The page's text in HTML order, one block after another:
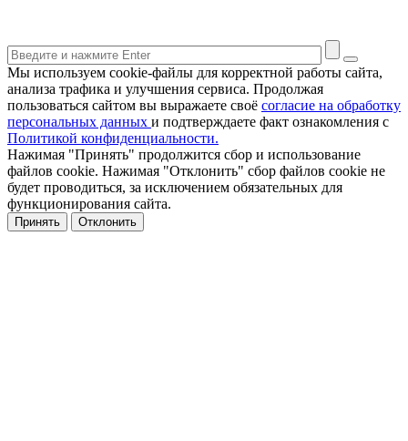
Мы используем cookie-файлы для корректной работы сайта,
анализа трафика и улучшения сервиса. Продолжая
пользоваться сайтом вы выражаете своё согласие на обработку
персональных данных и подтверждаете факт ознакомления с
Политикой конфиденциальности.
Нажимая "Принять" продолжится сбор и использование
файлов cookie. Нажимая "Отклонить" сбор файлов cookie не
будет проводиться, за исключением обязательных для
функционирования сайта.
Принять Отклонить